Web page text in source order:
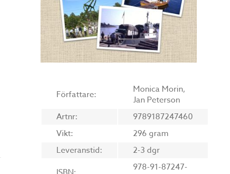
Författare:
Monica Morin,
Jan Peterson
Artnr:
9789187247460
Vikt:
296 gram
Leveranstid:
2-3 dgr
978-91-87247-